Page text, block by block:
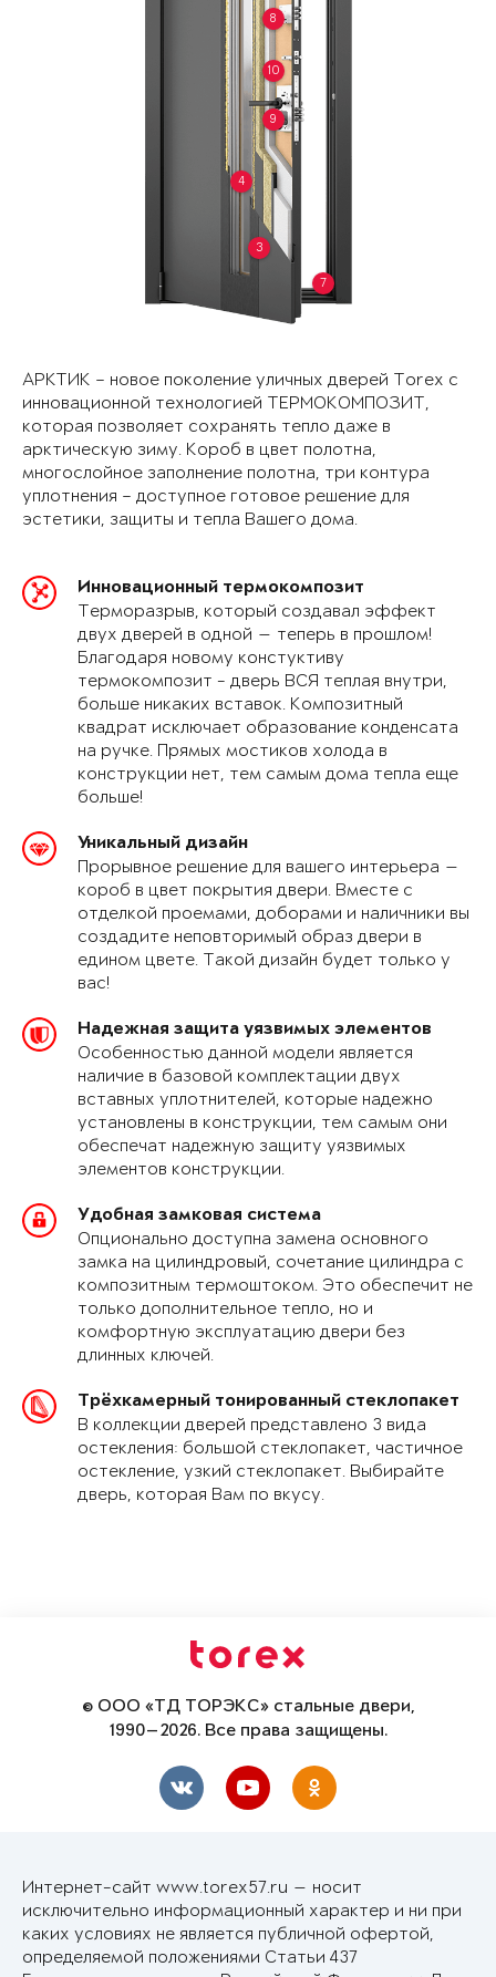
3
4
7
8
9
10
АРКТИК – новое поколение уличных дверей Torex с
инновационной технологией ТЕРМОКОМПОЗИТ,
которая позволяет сохранять тепло даже в
арктическую зиму. Короб в цвет полотна,
многослойное заполнение полотна, три контура
уплотнения – доступное готовое решение для
эстетики, защиты и тепла Вашего дома.
Инновационный термокомпозит
Терморазрыв, который создавал эффект
двух дверей в одной — теперь в прошлом!
Благодаря новому констуктиву
термокомпозит - дверь ВСЯ теплая внутри,
больше никаких вставок. Композитный
квадрат исключает образование конденсата
на ручке. Прямых мостиков холода в
конструкции нет, тем самым дома тепла еще
больше!
Уникальный дизайн
Прорывное решение для вашего интерьера —
короб в цвет покрытия двери. Вместе с
отделкой проемами, доборами и наличники вы
создадите неповторимый образ двери в
едином цвете. Такой дизайн будет только у
вас!
Надежная защита уязвимых элементов
Особенностью данной модели является
наличие в базовой комплектации двух
вставных уплотнителей, которые надежно
установлены в конструкции, тем самым они
обеспечат надежную защиту уязвимых
элементов конструкции.
Удобная замковая система
Опционально доступна замена основного
замка на цилиндровый, сочетание цилиндра с
композитным термоштоком. Это обеспечит не
только дополнительное тепло, но и
комфортную эксплуатацию двери без
длинных ключей.
Трёхкамерный тонированный стеклопакет
В коллекции дверей представлено 3 вида
остекления: большой стеклопакет, частичное
остекление, узкий стеклопакет. Выбирайте
дверь, которая Вам по вкусу.
© ООО «ТД ТОРЭКС» стальные двери,
1990—2026. Все права защищены.
Интернет-сайт www.torex57.ru — носит
исключительно информационный характер и ни при
каких условиях не является публичной офертой,
определяемой положениями Статьи 437